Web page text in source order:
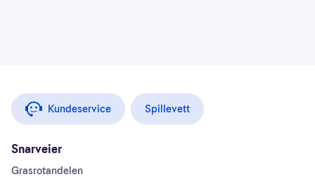
Kundeservice Spillevett
Snarveier
Grasrotandelen